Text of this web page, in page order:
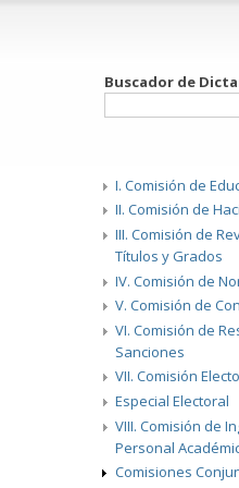
Buscador de
I. Comisión de
II. Comisión de
III. Comisión de
Títulos y Grados
IV. Comisión de
V. Comisión de
VI. Comisión de
Sanciones
VII. Comisión
Especial Electoral
VIII. Comisión de
Personal
Comisiones